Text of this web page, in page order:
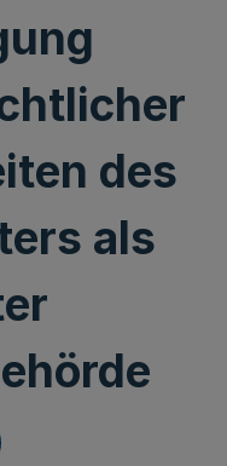
des
als